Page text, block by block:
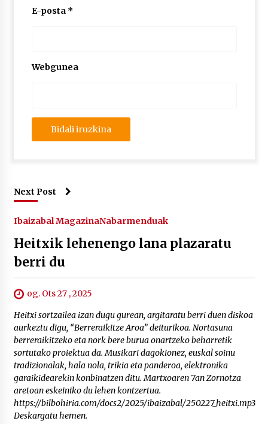
E-posta *
Webgunea
Next Post
Ibaizabal MagazinaNabarmenduak
Heitxik lehenengo lana plazaratu
berri du
og. Ots 27 , 2025
Heitxi sortzailea izan dugu gurean, argitaratu berri duen diskoa
aurkeztu digu, “Berreraikitze Aroa” deiturikoa. Nortasuna
berreraikitzeko eta nork bere burua onartzeko beharretik
sortutako proiektua da. Musikari dagokionez, euskal soinu
tradizionalak, hala nola, trikia eta panderoa, elektronika
garaikidearekin konbinatzen ditu. Martxoaren 7an Zornotza
aretoan eskeiniko du lehen kontzertua.
https://bilbohiria.com/docs2/2025/ibaizabal/250227_heitxi.mp3
Deskargatu hemen.